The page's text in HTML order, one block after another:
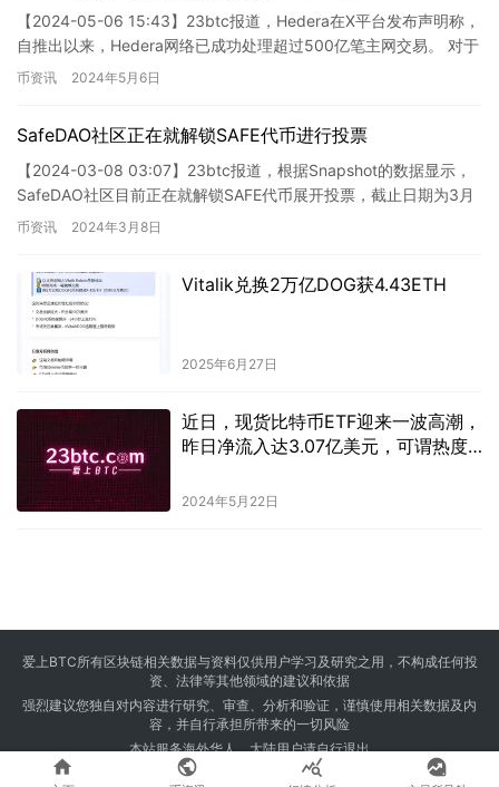
【2024-05-06 15:43】23btc报道，Hedera在X平台发布声明称，
自推出以来，Hedera网络已成功处理超过500亿笔主网交易。 对于
Hedera发布的声明，显示…
币资讯 2024年5月6日
SafeDAO社区正在就解锁SAFE代币进行投票
【2024-03-08 03:07】23btc报道，根据Snapshot的数据显示，
SafeDAO社区目前正在就解锁SAFE代币展开投票，截止日期为3月
18日。SAFE是DeFi平…
币资讯 2024年3月8日
Vitalik兑换2万亿DOG获4.43ETH
2025年6月27日
近日，现货比特币ETF迎来一波高潮，
昨日净流入达3.07亿美元，可谓热度
2024年5月22日
爱上BTC所有区块链相关数据与资料仅供用户学习及研究之用，不构成任何投
资、法律等其他领域的建议和依据
强烈建议您独自对内容进行研究、审查、分析和验证，谨慎使用相关数据及内
容，并自行承担所带来的一切风险
本站服务海外华人，大陆用户请自行退出
Copyright © 2024 爱上BTC 版权所有 Powered by
23btc.com
   